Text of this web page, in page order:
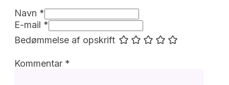
Navn *
E-mail *
Bedømmelse af opskrift
Kommentar *